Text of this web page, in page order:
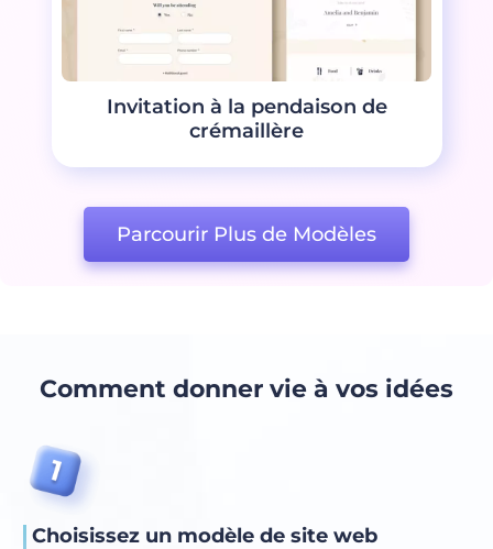
Invitation à la pendaison de
crémaillère
Parcourir Plus de Modèles
Comment donner vie à vos idées
Choisissez un modèle de site web